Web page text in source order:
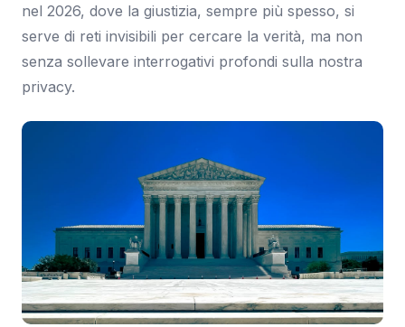
nel 2026, dove la giustizia, sempre più spesso, si
serve di reti invisibili per cercare la verità, ma non
senza sollevare interrogativi profondi sulla nostra
privacy.